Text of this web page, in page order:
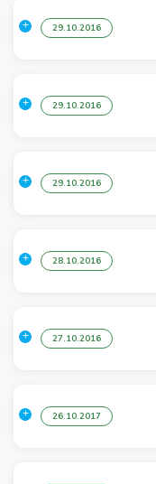
29.10.2016
29.10.2016
29.10.2016
28.10.2016
27.10.2016
26.10.2017